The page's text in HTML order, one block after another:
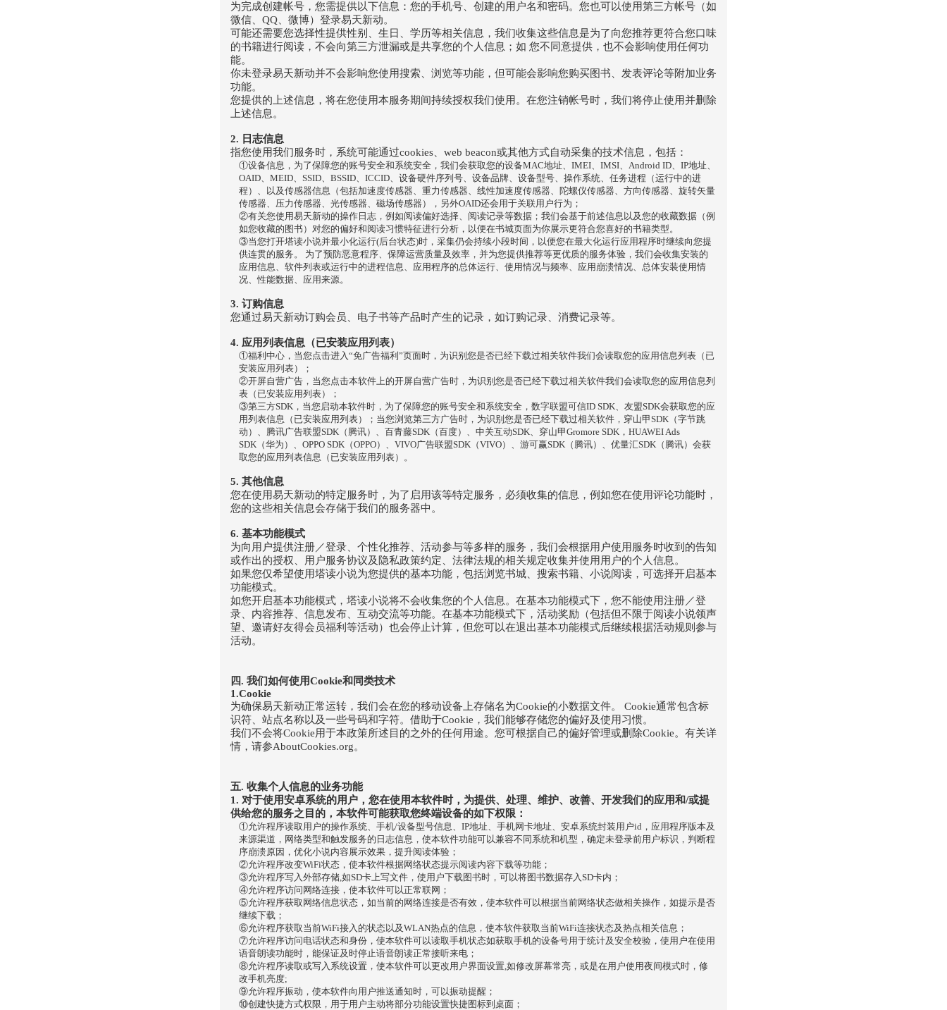
为完成创建帐号，您需提供以下信息：您的手机号、创建的用户名和密码。您也可以使用第三方帐号（如
微信、QQ、微博）登录易天新动。
可能还需要您选择性提供性别、生日、学历等相关信息，我们收集这些信息是为了向您推荐更符合您口味
的书籍进行阅读，不会向第三方泄漏或是共享您的个人信息；如 您不同意提供，也不会影响使用任何功
能。
你未登录易天新动并不会影响您使用搜索、浏览等功能，但可能会影响您购买图书、发表评论等附加业务
功能。
您提供的上述信息，将在您使用本服务期间持续授权我们使用。在您注销帐号时，我们将停止使用并删除
上述信息。
2. 日志信息
指您使用我们服务时，系统可能通过cookies、web beacon或其他方式自动采集的技术信息，包括：
①设备信息，为了保障您的账号安全和系统安全，我们会获取您的设备MAC地址、IMEI、IMSI、Android ID、IP地址、
OAID、MEID、SSID、BSSID、ICCID、设备硬件序列号、设备品牌、设备型号、操作系统、任务进程（运行中的进
程）、以及传感器信息（包括加速度传感器、重力传感器、线性加速度传感器、陀螺仪传感器、方向传感器、旋转矢量
传感器、压力传感器、光传感器、磁场传感器），另外OAID还会用于关联用户行为；
②有关您使用易天新动的操作日志，例如阅读偏好选择、阅读记录等数据；我们会基于前述信息以及您的收藏数据（例
如您收藏的图书）对您的偏好和阅读习惯特征进行分析，以便在书城页面为你展示更符合您喜好的书籍类型。
③当您打开塔读小说并最小化运行(后台状态)时，采集仍会持续小段时间，以便您在最大化运行应用程序时继续向您提
供连贯的服务。 为了预防恶意程序、保障运营质量及效率，并为您提供推荐等更优质的服务体验，我们会收集安装的
应用信息、软件列表或运行中的进程信息、应用程序的总体运行、使用情况与频率、应用崩溃情况、总体安装使用情
况、性能数据、应用来源。
3. 订购信息
您通过易天新动订购会员、电子书等产品时产生的记录，如订购记录、消费记录等。
4. 应用列表信息（已安装应用列表）
①福利中心，当您点击进入“免广告福利”页面时，为识别您是否已经下载过相关软件我们会读取您的应用信息列表（已
安装应用列表）；
②开屏自营广告，当您点击本软件上的开屏自营广告时，为识别您是否已经下载过相关软件我们会读取您的应用信息列
表（已安装应用列表）；
③第三方SDK，当您启动本软件时，为了保障您的账号安全和系统安全，数字联盟可信ID SDK、友盟SDK会获取您的应
用列表信息（已安装应用列表）；当您浏览第三方广告时，为识别您是否已经下载过相关软件，穿山甲SDK（字节跳
动）、腾讯广告联盟SDK（腾讯）、百青藤SDK（百度）、中关互动SDK、穿山甲Gromore SDK，HUAWEI Ads
SDK（华为）、OPPO SDK（OPPO）、VIVO广告联盟SDK（VIVO）、游可赢SDK（腾讯）、优量汇SDK（腾讯）会获
取您的应用列表信息（已安装应用列表）。
5. 其他信息
您在使用易天新动的特定服务时，为了启用该等特定服务，必须收集的信息，例如您在使用评论功能时，
您的这些相关信息会存储于我们的服务器中。
6. 基本功能模式
为向用户提供注册／登录、个性化推荐、活动参与等多样的服务，我们会根据用户使用服务时收到的告知
或作出的授权、用户服务协议及隐私政策约定、法律法规的相关规定收集并使用用户的个人信息。
如果您仅希望使用塔读小说为您提供的基本功能，包括浏览书城、搜索书籍、小说阅读，可选择开启基本
功能模式。
如您开启基本功能模式，塔读小说将不会收集您的个人信息。在基本功能模式下，您不能使用注册／登
录、内容推荐、信息发布、互动交流等功能。在基本功能模式下，活动奖励（包括但不限于阅读小说领声
望、邀请好友得会员福利等活动）也会停止计算，但您可以在退出基本功能模式后继续根据活动规则参与
活动。
四. 我们如何使用Cookie和同类技术
1.Cookie
为确保易天新动正常运转，我们会在您的移动设备上存储名为Cookie的小数据文件。 Cookie通常包含标
识符、站点名称以及一些号码和字符。借助于Cookie，我们能够存储您的偏好及使用习惯。
我们不会将Cookie用于本政策所述目的之外的任何用途。您可根据自己的偏好管理或删除Cookie。有关详
情，请参AboutCookies.org。
五. 收集个人信息的业务功能
1. 对于使用安卓系统的用户，您在使用本软件时，为提供、处理、维护、改善、开发我们的应用和/或提
供给您的服务之目的，本软件可能获取您终端设备的如下权限：
①允许程序读取用户的操作系统、手机/设备型号信息、IP地址、手机网卡地址、安卓系统封装用户id，应用程序版本及
来源渠道，网络类型和触发服务的日志信息，使本软件功能可以兼容不同系统和机型，确定未登录前用户标识，判断程
序崩溃原因，优化小说内容展示效果，提升阅读体验；
②允许程序改变WiFi状态，使本软件根据网络状态提示阅读内容下载等功能；
③允许程序写入外部存储,如SD卡上写文件，使用户下载图书时，可以将图书数据存入SD卡内；
④允许程序访问网络连接，使本软件可以正常联网；
⑤允许程序获取网络信息状态，如当前的网络连接是否有效，使本软件可以根据当前网络状态做相关操作，如提示是否
继续下载；
⑥允许程序获取当前WiFi接入的状态以及WLAN热点的信息，使本软件获取当前WiFi连接状态及热点相关信息；
⑦允许程序访问电话状态和身份，使本软件可以读取手机状态如获取手机的设备号用于统计及安全校验，使用户在使用
语音朗读功能时，能保证及时停止语音朗读正常接听来电；
⑧允许程序读取或写入系统设置，使本软件可以更改用户界面设置,如修改屏幕常亮，或是在用户使用夜间模式时，修
改手机亮度;
⑨允许程序振动，使本软件向用户推送通知时，可以振动提醒；
⑩创建快捷方式权限，用于用户主动将部分功能设置快捷图标到桌面；